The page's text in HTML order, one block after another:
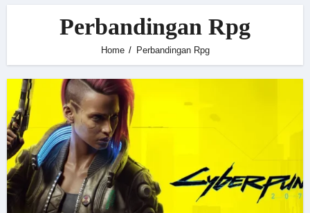
Perbandingan Rpg
Home Perbandingan Rpg